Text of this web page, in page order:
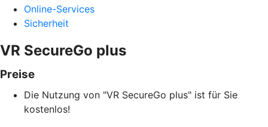
Online-Services
Sicherheit
VR SecureGo plus
Preise
Die Nutzung von "VR SecureGo plus" ist für Sie
kostenlos!